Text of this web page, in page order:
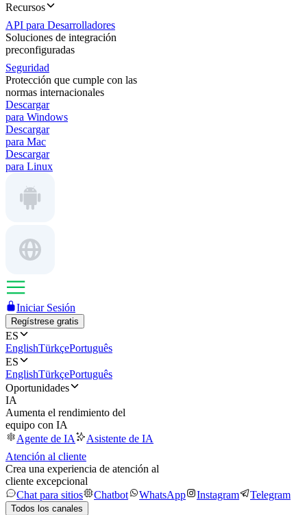
Recursos
API para Desarrolladores
Soluciones de integración
preconfiguradas
Seguridad
Protección que cumple con las
normas internacionales
Descargar
para Windows
Descargar
para Mac
Descargar
para Linux
Iniciar Sesión
Regístrese gratis
ES
EnglishTürkçePortuguês
ES
EnglishTürkçePortuguês
Oportunidades
IA
Aumenta el rendimiento del
equipo con IA
Agente de IA
Asistente de IA
Atención al cliente
Crea una experiencia de atención al
cliente excepcional
Chat para sitios
Chatbot WhatsApp Instagram Telegram
Todos los canales